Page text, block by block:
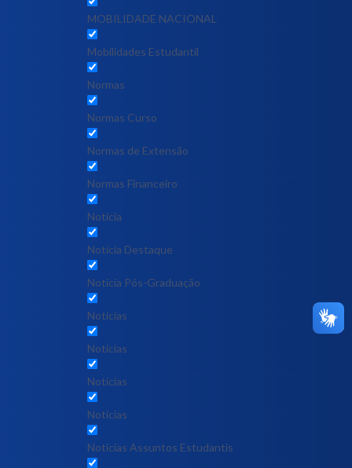
MOBILIDADE NACIONAL
Mobilidades Estudantil
Normas
Normas Curso
Normas de Extensão
Normas Financeiro
Notícia
Notícia Destaque
Noticia Pós-Graduação
Notícias
Notícias
Notícias
Notícias
Notícias Assuntos Estudantis